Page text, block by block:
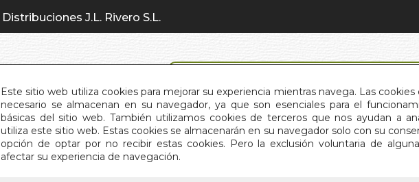
Este sitio web utiliza cookies para mejorar su experiencia mientras navega. Las
necesario se almacenan en su navegador, ya que son esenciales para el
básicas del sitio web. También utilizamos cookies de terceros que nos ayudan a
utiliza este sitio web. Estas cookies se almacenarán en su navegador solo con su
opción de optar por no recibir estas cookies. Pero la exclusión voluntaria de
afectar su experiencia de navegación.
Distribuciones J.L. Rivero S.L.
INICIO QUIÉNES SOMOS